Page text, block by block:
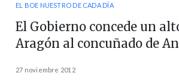
EL BOE NUESTRO DE CADA DÍA
El Gobierno concede un
Aragón al concuñado de
27 noviembre 2012